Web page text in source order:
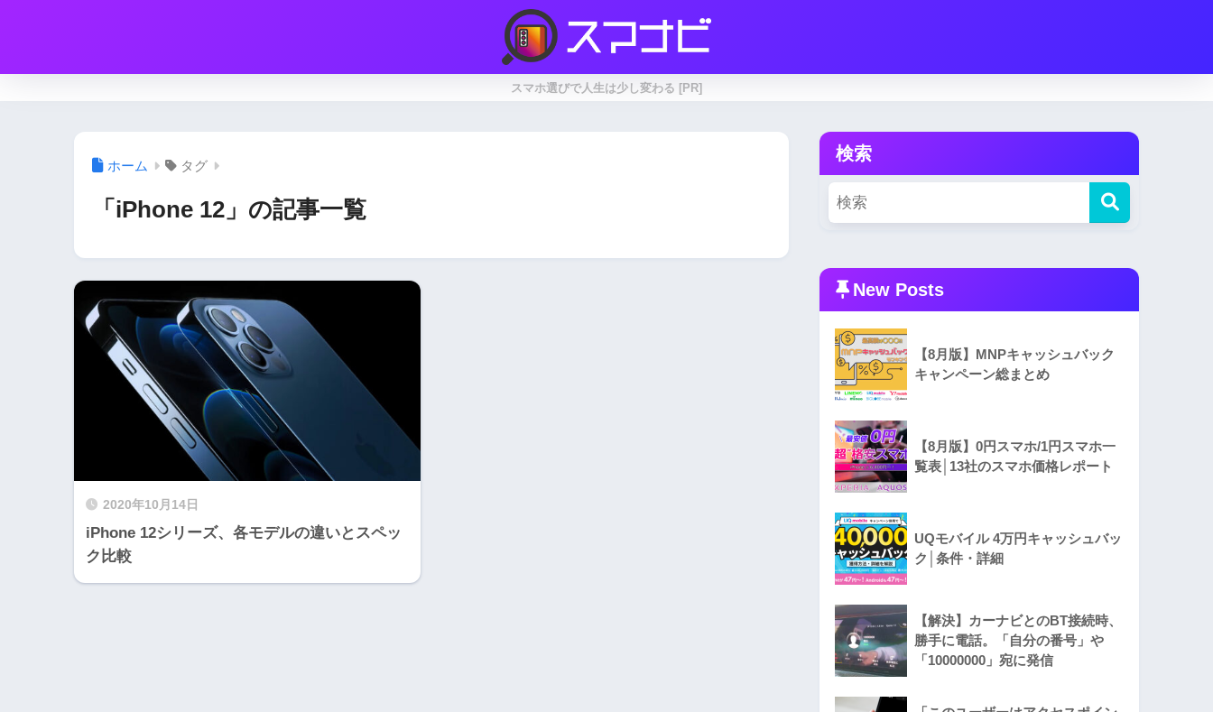
スマホ選びで人生は少し変わる [PR]
ホーム タグ
「iPhone 12」の記事一覧
2020年10月14日
iPhone 12シリーズ、各モデルの違いとスペッ
ク比較
検索
New Posts
【8月版】MNPキャッシュバック
キャンペーン総まとめ
【8月版】0円スマホ/1円スマホ一
覧表│13社のスマホ価格レポート
UQモバイル 4万円キャッシュバッ
ク│条件・詳細
【解決】カーナビとのBT接続時、
勝手に電話。「自分の番号」や
「10000000」宛に発信